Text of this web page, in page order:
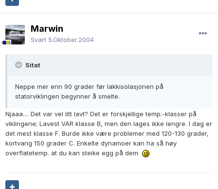
Marwin
Svart 5.Oktober.2004
Sitat
Neppe mer enn 90 grader før lakkisolasjonen på
statorviklingen begynner å smelte.
Njaaa.... Det var vel litt lavt? Det er forskjellige temp.-klasser på
viklingene; Lavest VAR klasse B, men den lages ikke lengre. I dag er
det mest klasse F. Burde ikke være problemer med 120-130 grader,
kortvarig 150 grader C. Enkelte dynamoer kan ha så høy
overflatetemp. at du kan steike egg på dem